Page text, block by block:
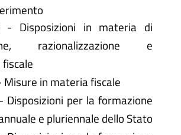
- Disposizioni in materia di
razionalizzazione e
Misure in materia fiscale
Disposizioni per la formazione
e pluriennale dello Stato